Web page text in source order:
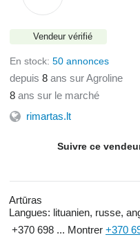
Vendeur vérifié
En stock: 50 annonces
depuis 8 ans sur Agroline
8 ans sur le marché
rimartas.lt
Suivre ce
Artūras
Langues: lituanien, russe,
+370 698 ... Montrer +370